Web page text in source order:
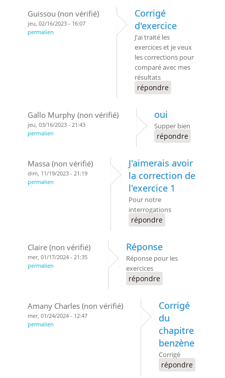
Guissou (non vérifié)
jeu, 02/16/2023 - 16:07
permalien
Corrigé
d'exercice
J'ai traité les
exercices et je veux
les corrections pour
comparé avec mes
résultats
répondre
Gallo Murphy (non vérifié)
jeu, 03/16/2023 - 21:43
permalien
oui
Supper bien
répondre
Massa (non vérifié)
dim, 11/19/2023 - 21:19
permalien
J'aimerais avoir
la correction de
l'exercice 1
Pour notre
interrogations
répondre
Claire (non vérifié)
mer, 01/17/2024 - 21:35
permalien
Réponse
Réponse pour les
exercices
répondre
Amany Charles (non vérifié)
mer, 01/24/2024 - 12:47
permalien
Corrigé
du
chapitre
benzène
Corrigé
répondre